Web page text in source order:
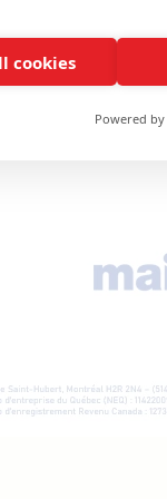
cookies
Powered by